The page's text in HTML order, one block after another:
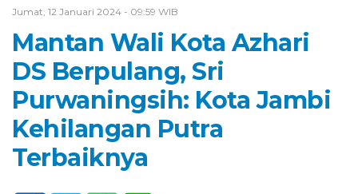
Jumat, 12 Januari 2024 - 09:59 WIB
Mantan Wali Kota Azhari
DS Berpulang, Sri
Purwaningsih: Kota Jambi
Kehilangan Putra
Terbaiknya